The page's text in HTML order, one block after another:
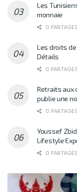
Les
monnaie
0 PARTAGES
Les droits
Détails
0 PARTAGES
Retraits aux
publie une
0 PARTAGES
Youssef
Lifestyle
0 PARTAGES